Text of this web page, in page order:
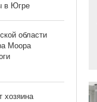
в Югре
области
Моора
хозяина